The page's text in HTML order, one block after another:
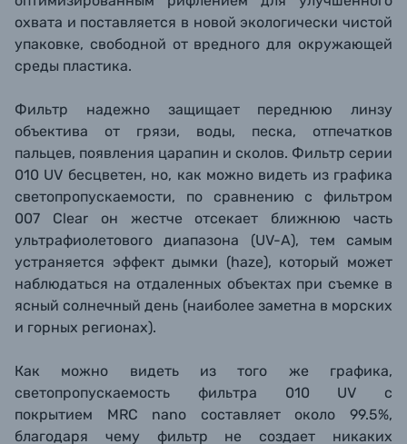
охвата и поставляется в новой экологически чистой
упаковке, свободной от вредного для окружающей
среды пластика.
Фильтр надежно защищает переднюю линзу
объектива от грязи, воды, песка, отпечатков
пальцев, появления царапин и сколов. Фильтр серии
010 UV бесцветен, но, как можно видеть из графика
светопропускаемости, по сравнению с фильтром
007 Clear он жестче отсекает ближнюю часть
ультрафиолетового диапазона (UV-A), тем самым
устраняется эффект дымки (haze), который может
наблюдаться на отдаленных объектах при съемке в
ясный солнечный день (наиболее заметна в морских
и горных регионах).
Как можно видеть из того же графика,
светопропускаемость фильтра 010 UV с
покрытием MRC nano составляет около 99.5%,
благодаря чему фильтр не создает никаких